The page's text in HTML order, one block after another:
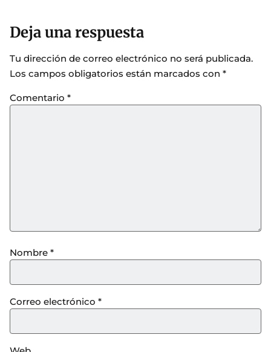
Deja una respuesta
Tu dirección de correo electrónico no será publicada.
Los campos obligatorios están marcados con *
Comentario *
Nombre *
Correo electrónico *